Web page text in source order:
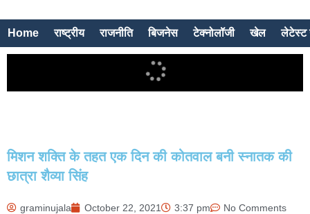
Home राष्ट्रीय राजनीति बिजनेस टेक्नोलॉजी खेल लेटेस्ट
मिशन शक्ति के तहत एक दिन की कोतवाल बनी स्नातक की
छात्रा शैव्या सिंह
graminujala October 22, 2021 3:37 pm No Comments